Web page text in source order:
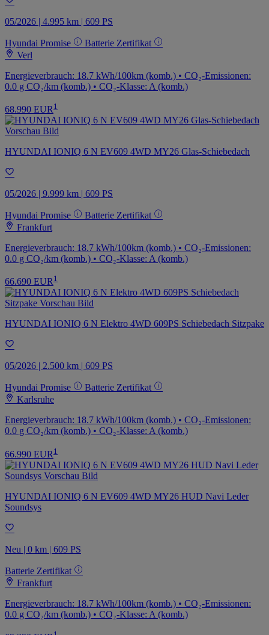
05/2026 | 4.995 km | 609 PS
Hyundai Promise
Batterie Zertifikat
Verl
Energieverbrauch: 18.7 kWh/100km (komb.) • CO₂-Emissionen:
0.0 g CO₂/km (komb.) • CO₂-Klasse: A (komb.)
68.990 EUR 1
HYUNDAI IONIQ 6 N EV609 4WD MY26 Glas-Schiebedach
05/2026 | 9.999 km | 609 PS
Hyundai Promise
Batterie Zertifikat
Frankfurt
Energieverbrauch: 18.7 kWh/100km (komb.) • CO₂-Emissionen:
0.0 g CO₂/km (komb.) • CO₂-Klasse: A (komb.)
66.690 EUR 1
HYUNDAI IONIQ 6 N Elektro 4WD 609PS Schiebedach Sitzpake
05/2026 | 2.500 km | 609 PS
Hyundai Promise
Batterie Zertifikat
Karlsruhe
Energieverbrauch: 18.7 kWh/100km (komb.) • CO₂-Emissionen:
0.0 g CO₂/km (komb.) • CO₂-Klasse: A (komb.)
66.990 EUR 1
HYUNDAI IONIQ 6 N EV609 4WD MY26 HUD Navi Leder
Soundsys
Neu | 0 km | 609 PS
Batterie Zertifikat
Frankfurt
Energieverbrauch: 18.7 kWh/100km (komb.) • CO₂-Emissionen:
0.0 g CO₂/km (komb.) • CO₂-Klasse: A (komb.)